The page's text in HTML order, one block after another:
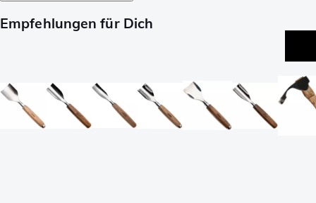
Empfehlungen für Dich